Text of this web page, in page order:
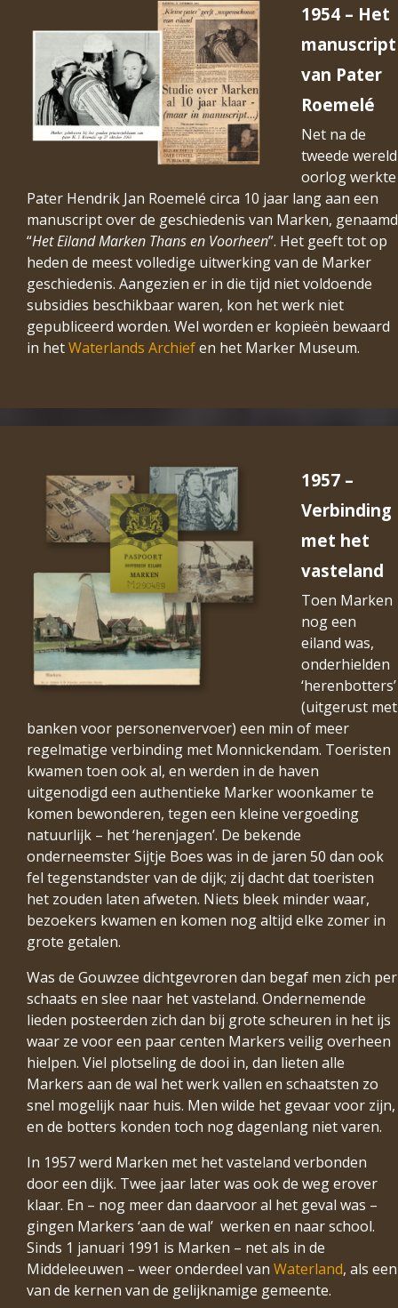
1954 – Het
manuscript
van Pater
Roemelé
Net na de
tweede wereld
oorlog werkte
Pater Hendrik Jan Roemelé circa 10 jaar lang aan een
manuscript over de geschiedenis van Marken, genaamd
“Het Eiland Marken Thans en Voorheen”. Het geeft tot op
heden de meest volledige uitwerking van de Marker
geschiedenis. Aangezien er in die tijd niet voldoende
subsidies beschikbaar waren, kon het werk niet
gepubliceerd worden. Wel worden er kopieën bewaard
in hetWaterlands Archiefen het Marker Museum.
1957 –
Verbinding
met het
vasteland
Toen Marken
nog een
eiland was,
onderhielden
‘herenbotters’
(uitgerust met
banken voor personenvervoer) een min of meer
regelmatige verbinding met Monnickendam. Toeristen
kwamen toen ook al, en werden in de haven
uitgenodigd een authentieke Marker woonkamer te
komen bewonderen, tegen een kleine vergoeding
natuurlijk – het ‘herenjagen’. De bekende
onderneemster Sijtje Boes was in de jaren 50 dan ook
fel tegenstandster van de dijk; zij dacht dat toeristen
het zouden laten afweten. Niets bleek minder waar,
bezoekers kwamen en komen nog altijd elke zomer in
grote getalen.
Was de Gouwzee dichtgevroren dan begaf men zich per
schaats en slee naar het vasteland. Ondernemende
lieden posteerden zich dan bij grote scheuren in het ijs
waar ze voor een paar centen Markers veilig overheen
hielpen. Viel plotseling de dooi in, dan lieten alle
Markers aan de wal het werk vallen en schaatsten zo
snel mogelijk naar huis. Men wilde het gevaar voor zijn,
en de botters konden toch nog dagenlang niet varen.
In 1957 werd Marken met het vasteland verbonden
door een dijk. Twee jaar later was ook de weg erover
klaar. En – nog meer dan daarvoor al het geval was –
gingen Markers ‘aan de wal’ werken en naar school.
Sinds 1 januari 1991 is Marken – net als in de
Middeleeuwen – weer onderdeel van Waterland, als een
van de kernen van de gelijknamige gemeente.